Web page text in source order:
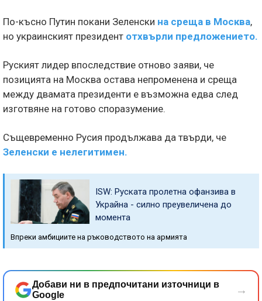
По-късно Путин покани Зеленски на среща в Москва,
но украинският президент отхвърли предложението.
Руският лидер впоследствие отново заяви, че
позицията на Москва остава непроменена и среща
между двамата президенти е възможна едва след
изготвяне на готово споразумение.
Същевременно Русия продължава да твърди, че
Зеленски е нелегитимен.
ISW: Руската пролетна офанзива в
Украйна - силно преувеличена до
момента
Впреки амбициите на ръководството на армията
Добави ни в предпочитани източници в
Google
→